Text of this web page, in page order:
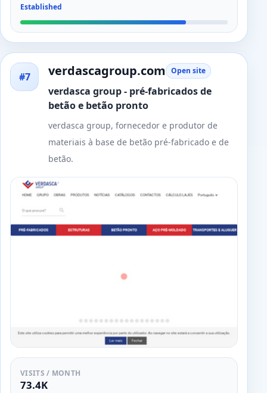
Established
#7 verdascagroup.com Open site
verdasca group - pré-fabricados de
betão e betão pronto
verdasca group, fornecedor e produtor de
materiais à base de betão pré-fabricado e de
betão.
VISITS / MONTH
73.4K